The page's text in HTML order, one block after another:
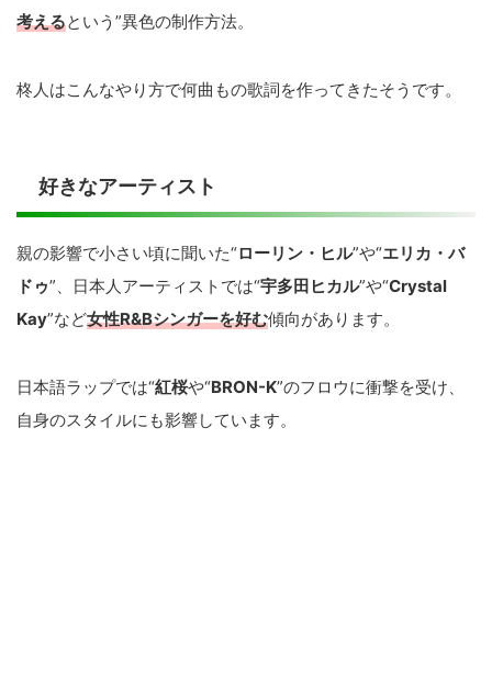
考えるという”異色の制作方法。
柊人はこんなやり方で何曲もの歌詞を作ってきたそうです。
好きなアーティスト
親の影響で小さい頃に聞いた“ローリン・ヒル”や“エリカ・バ
ドゥ”、日本人アーティストでは“宇多田ヒカル”や“Crystal
Kay”など女性R&Bシンガーを好む傾向があります。
日本語ラップでは“紅桜や“BRON-K”のフロウに衝撃を受け、
自身のスタイルにも影響しています。